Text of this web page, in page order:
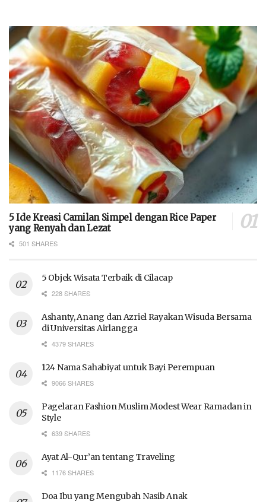
5 Ide Kreasi Camilan Simpel dengan Rice Paper
yang Renyah dan Lezat
501 SHARES
5 Objek Wisata Terbaik di Cilacap
228 SHARES
Ashanty, Anang dan Azriel Rayakan Wisuda Bersama
di Universitas Airlangga
4379 SHARES
124 Nama Sahabiyat untuk Bayi Perempuan
9066 SHARES
Pagelaran Fashion Muslim Modest Wear Ramadan in
Style
639 SHARES
Ayat Al-Qur’an tentang Traveling
1176 SHARES
Doa Ibu yang Mengubah Nasib Anak